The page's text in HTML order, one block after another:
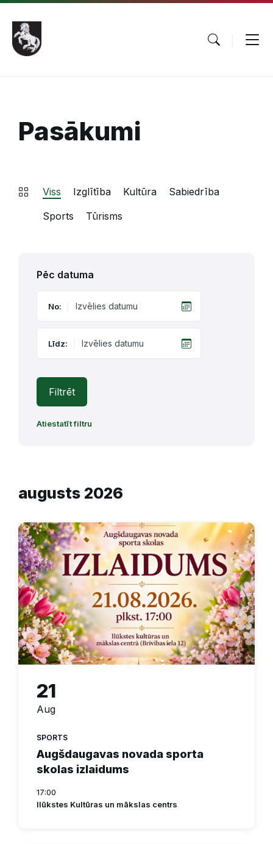
Pāriet
saturu
Skip
main
navigation
Skip
footer
Pasākumi
Viss Izglītība Kultūra
Sabiedrība
Sports
Tūrisms
Pēc datuma
No:
Līdz:
Filtrēt
Atiestatīt filtru
augusts 2026
21
Aug
SPORTS
Augšdaugavas novada sporta
skolas izlaidums
17:00
Ilūkstes Kultūras un mākslas centrs